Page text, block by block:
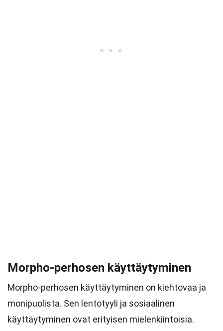
Morpho-perhosen käyttäytyminen
Morpho-perhosen käyttäytyminen on kiehtovaa ja
monipuolista. Sen lentotyyli ja sosiaalinen
käyttäytyminen ovat erityisen mielenkiintoisia.